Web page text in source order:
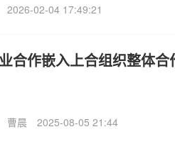
2026-02-04 17:49:21
合作嵌入上合组织整体合
曹晨 2025-08-05 21:44